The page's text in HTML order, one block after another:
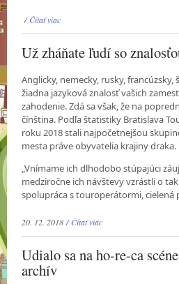
/Čítať viac
Už zháňate ľudí so
Anglicky, nemecky, rusky, francúzsky,
žiadna jazyková znalosť vašich
zahodenie. Zdá sa však, že na
čínština. Podľa štatistiky Bratislava
roku 2018 stali najpočetnejšou
mesta práve obyvatelia krajiny draka.
„Vnímame ich dlhodobo stúpajúci
medziročne ich návštevy vzrástli o
spolupráca s touroperátormi, cielená
20. 12. 2018 /Čítať viac
Udialo sa na ho-re-ca
archív